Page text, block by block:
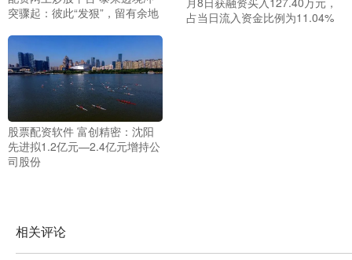
突骤起：彼此“发狠”，留有余地
占当日流入资金比例为11.04%
股票配资软件 富创精密：沈阳
先进拟1.2亿元—2.4亿元增持公
司股份
相关评论